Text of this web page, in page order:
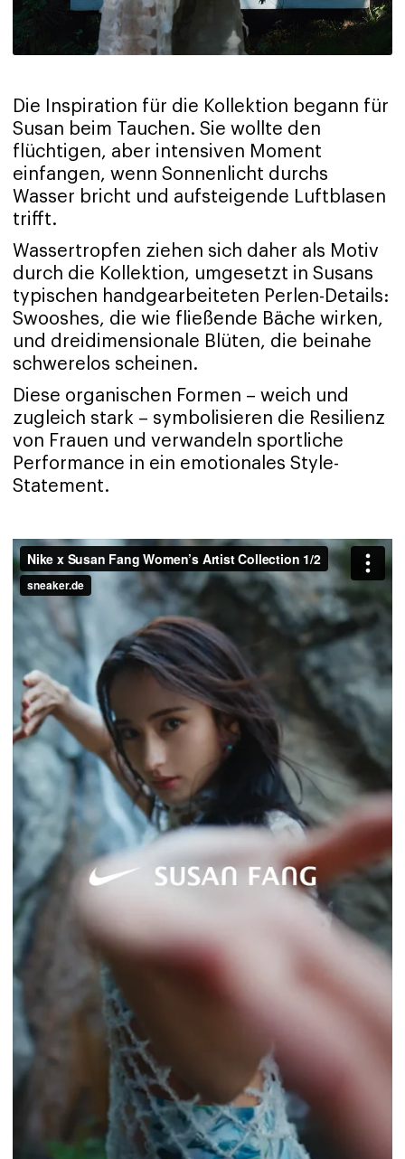
Die Inspiration für die Kollektion begann für
Susan beim Tauchen. Sie wollte den
flüchtigen, aber intensiven Moment
einfangen, wenn Sonnenlicht durchs
Wasser bricht und aufsteigende Luftblasen
trifft.
Wassertropfen ziehen sich daher als Motiv
durch die Kollektion, umgesetzt in Susans
typischen handgearbeiteten Perlen-Details:
Swooshes, die wie fließende Bäche wirken,
und dreidimensionale Blüten, die beinahe
schwerelos scheinen.
Diese organischen Formen – weich und
zugleich stark – symbolisieren die Resilienz
von Frauen und verwandeln sportliche
Performance in ein emotionales Style-
Statement.